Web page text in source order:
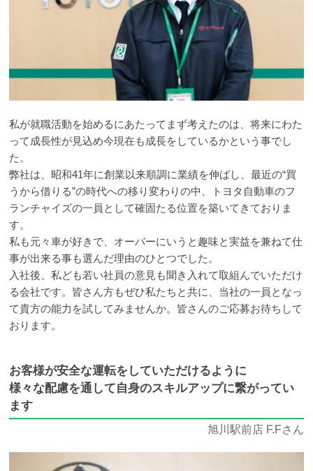
私が就職活動を始めるにあたってまず考えたのは、将来にわた
って成長性が見込め今現在も成長をしているかという事でし
た。
弊社は、昭和41年に創業以来順調に業績を伸ばし、最近の“買
うから借りる”の時代への移り変わりの中、トヨタ自動車のフ
ランチャイズの一員として確固たる位置を築いてきておりま
す。
私も元々車が好きで、オーバーにいうと趣味と実益を兼ねて仕
事が出来る事も選んだ理由のひとつでした。
入社後、私ども若い社員の意見も聞き入れて取組んでいただけ
る会社です。皆さん方もぜひ私たちと共に、当社の一員となっ
て貴方の能力を試してみませんか。皆さんのご応募お待ちして
おります。
お客様が安全な運転をしていただけるように
様々な配慮を通して自身のスキルアップに繋がってい
ます
旭川駅前店 F.Fさん